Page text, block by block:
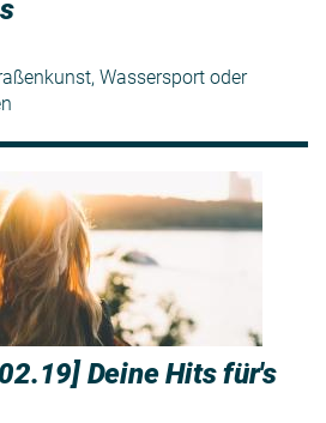
Wassersport oder
Deine Hits für's